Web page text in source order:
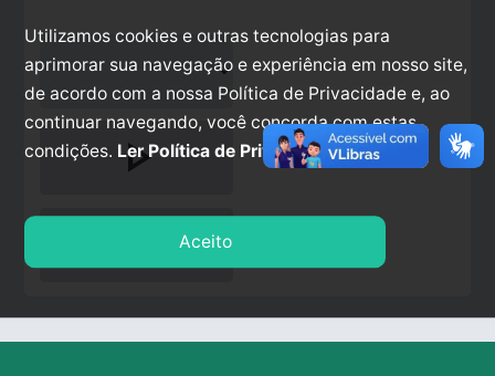
play_arrow
Utilizamos cookies e outras tecnologias para
aprimorar sua navegação e experiência em nosso site,
de acordo com a nossa Política de Privacidade e, ao
continuar navegando, você concorda com estas
condições. Ler Política de Privacidade.
Aceito